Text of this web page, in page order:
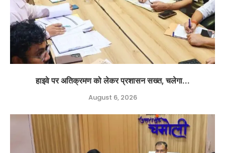
हाइवे पर अतिक्रमण को लेकर प्रशासन सख्त, चलेगा...
August 6, 2026